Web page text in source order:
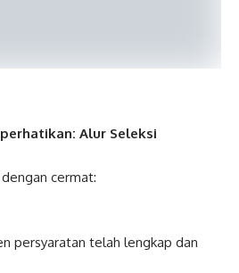
Alur Seleksi
cermat:
persyaratan telah lengkap dan